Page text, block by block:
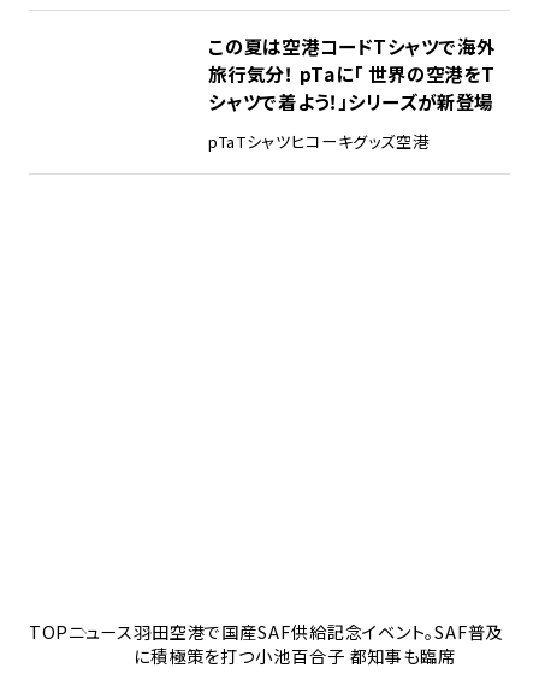
この夏は空港コードTシャツで海外
旅行気分！ pTaに「 世界の空港をT
シャツで着よう！」シリーズが新登場
pTaTシャツヒコーキグッズ空港
TOPニュース羽田空港で国産SAF供給記念イベント。SAF普及
に積極策を打つ小池百合子 都知事も臨席